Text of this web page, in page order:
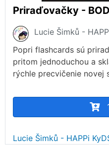
Priraďovačky -
Lucie Šimků -
Popri flashcards sú
pritom jednoduchou a
rýchle precvičenie novej
Lucie Šimků - HAPPi